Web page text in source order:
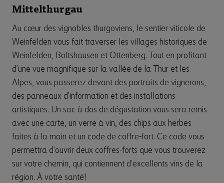
Mittelthurgau
Au cœur des vignobles thurgoviens, le sentier viticole de
Weinfelden vous fait traverser les villages historiques de
Weinfelden, Boltshausen et Ottenberg. Tout en profitant
d’une vue magnifique sur la vallée de la Thur et les
Alpes, vous passerez devant des portraits de vignerons,
des panneaux d’information et des installations
artistiques. Un sac à dos de dégustation vous sera remis
avec une carte, un verre à vin, des chips aux herbes
faites à la main et un code de coffre-fort. Ce code vous
permettra d’ouvrir deux coffres-forts que vous trouverez
sur votre chemin, qui contiennent d’excellents vins de la
région. À votre santé!